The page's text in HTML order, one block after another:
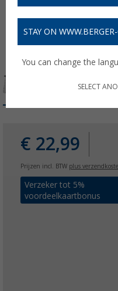
€ 22,99
Prijzen incl. BTW plus
Verzeker tot 5%
voordeelkaartbonus
STAY ON
You can change the
SELECT